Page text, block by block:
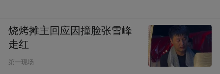
烧烤摊主回应因撞脸张雪峰
走红
第一现场